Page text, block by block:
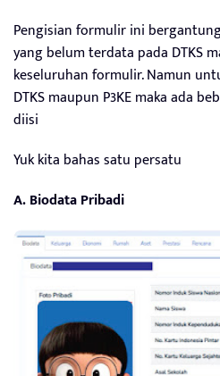
Pengisian formulir ini bergantung
yang belum terdata pada DTKS
keseluruhan formulir. Namun
DTKS maupun P3KE maka ada
diisi
Yuk kita bahas satu persatu
A. Biodata Pribadi